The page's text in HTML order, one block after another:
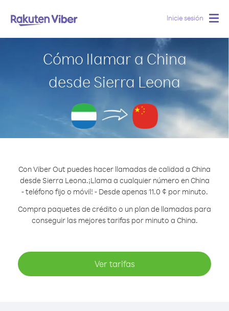
Inicie sesión
Cómo llamar a China
desde Sierra Leona
Con Viber Out puedes hacer llamadas de calidad a China
desde Sierra Leona.¡Llama a cualquier número en China
- teléfono fijo o móvil! - Desde apenas 11.0 ¢ por minuto.
Compra paquetes de crédito o un plan de llamadas para
conseguir las mejores tarifas por minuto a China.
Ver tarifas